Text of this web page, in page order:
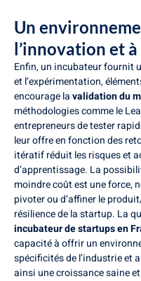
Un
l’innovation et
Enfin, un incubateur fournit
et l’expérimentation,
encourage lavalidation du
méthodologies comme le
entrepreneurs de tester
leur offre en fonction des
itératif réduit les risques et
d’apprentissage. La
moindre coût est une force,
pivoter ou d’affiner le
résilience de la startup. La
incubateur de startups en
capacité à offrir un
spécificités de l’industrie et
ainsi une croissance saine